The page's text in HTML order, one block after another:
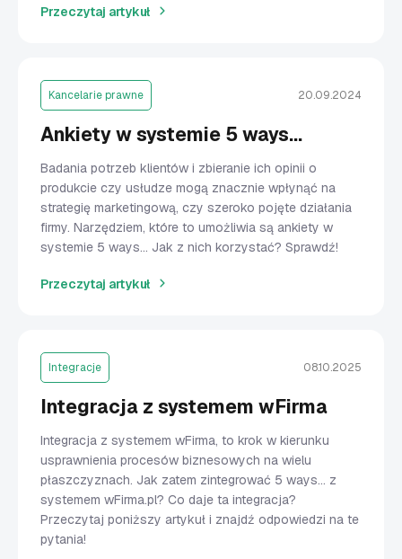
Przeczytaj artykuł
Kancelarie prawne 20.09.2024
Ankiety w systemie 5 ways…
Badania potrzeb klientów i zbieranie ich opinii o
produkcie czy usłudze mogą znacznie wpłynąć na
strategię marketingową, czy szeroko pojęte działania
firmy. Narzędziem, które to umożliwia są ankiety w
systemie 5 ways... Jak z nich korzystać? Sprawdź!
Przeczytaj artykuł
Integracje 08.10.2025
Integracja z systemem wFirma
Integracja z systemem wFirma, to krok w kierunku
usprawnienia procesów biznesowych na wielu
płaszczyznach. Jak zatem zintegrować 5 ways... z
systemem wFirma.pl? Co daje ta integracja?
Przeczytaj poniższy artykuł i znajdź odpowiedzi na te
pytania!